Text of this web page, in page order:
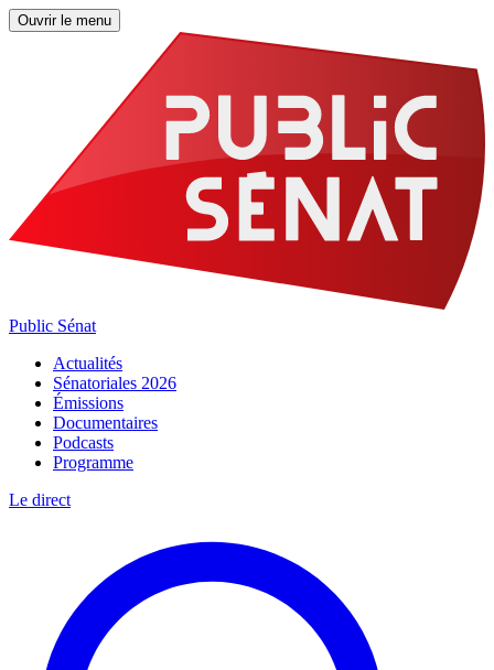
Ouvrir le menu
Public Sénat
Actualités
Sénatoriales 2026
Émissions
Documentaires
Podcasts
Programme
Le direct